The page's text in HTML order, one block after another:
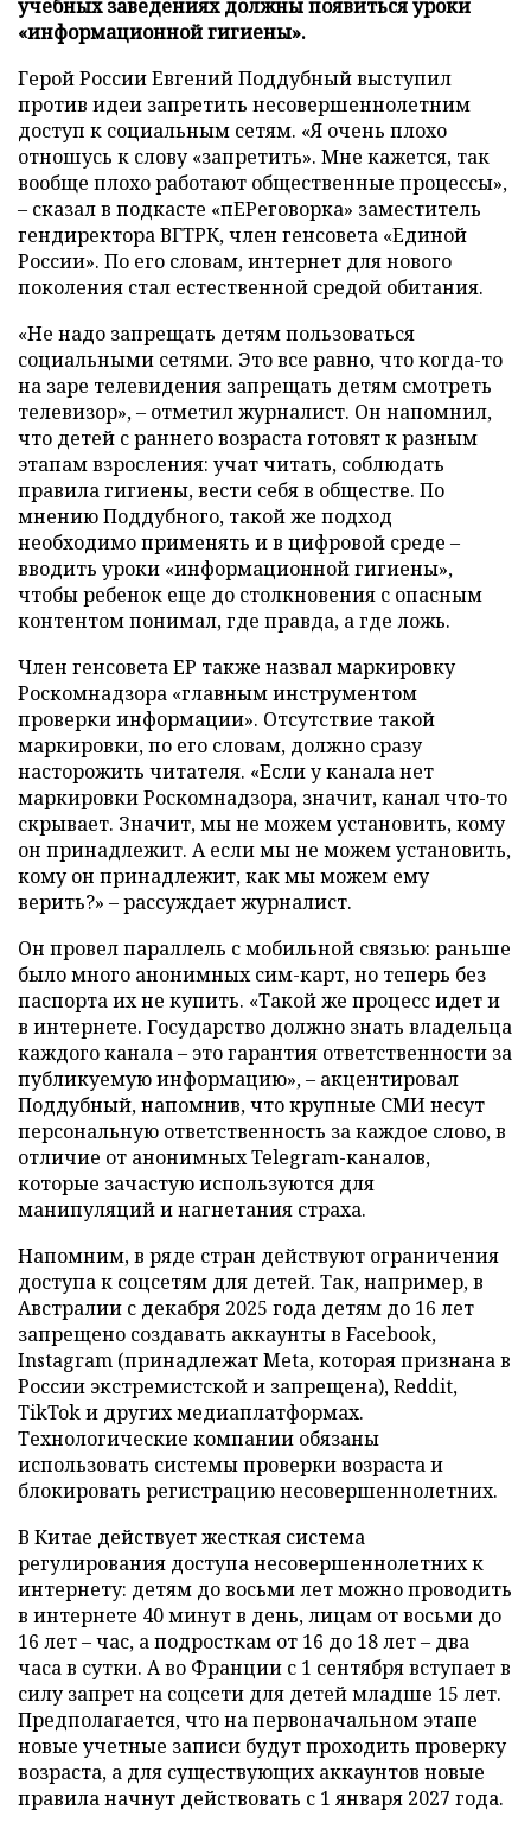
учебных заведениях должны появиться уроки
«информационной гигиены».
Герой России Евгений Поддубный выступил
против идеи запретить несовершеннолетним
доступ к социальным сетям. «Я очень плохо
отношусь к слову «запретить». Мне кажется, так
вообще плохо работают общественные процессы»,
– сказал в подкасте «пЕРеговорка» заместитель
гендиректора ВГТРК, член генсовета «Единой
России». По его словам, интернет для нового
поколения стал естественной средой обитания.
«Не надо запрещать детям пользоваться
социальными сетями. Это все равно, что когда-то
на заре телевидения запрещать детям смотреть
телевизор», – отметил журналист. Он напомнил,
что детей с раннего возраста готовят к разным
этапам взросления: учат читать, соблюдать
правила гигиены, вести себя в обществе. По
мнению Поддубного, такой же подход
необходимо применять и в цифровой среде –
вводить уроки «информационной гигиены»,
чтобы ребенок еще до столкновения с опасным
контентом понимал, где правда, а где ложь.
Член генсовета ЕР также назвал маркировку
Роскомнадзора «главным инструментом
проверки информации». Отсутствие такой
маркировки, по его словам, должно сразу
насторожить читателя. «Если у канала нет
маркировки Роскомнадзора, значит, канал что-то
скрывает. Значит, мы не можем установить, кому
он принадлежит. А если мы не можем установить,
кому он принадлежит, как мы можем ему
верить?» – рассуждает журналист.
Он провел параллель с мобильной связью: раньше
было много анонимных сим-карт, но теперь без
паспорта их не купить. «Такой же процесс идет и
в интернете. Государство должно знать владельца
каждого канала – это гарантия ответственности за
публикуемую информацию», – акцентировал
Поддубный, напомнив, что крупные СМИ несут
персональную ответственность за каждое слово, в
отличие от анонимных Telegram-каналов,
которые зачастую используются для
манипуляций и нагнетания страха.
Напомним, в ряде стран действуют ограничения
доступа к соцсетям для детей. Так, например, в
Австралии с декабря 2025 года детям до 16 лет
запрещено создавать аккаунты в Facebook,
Instagram (принадлежат Meta, которая признана в
России экстремистской и запрещена), Reddit,
TikTok и других медиаплатформах.
Технологические компании обязаны
использовать системы проверки возраста и
блокировать регистрацию несовершеннолетних.
В Китае действует жесткая система
регулирования доступа несовершеннолетних к
интернету: детям до восьми лет можно проводить
в интернете 40 минут в день, лицам от восьми до
16 лет – час, а подросткам от 16 до 18 лет – два
часа в сутки. А во Франции с 1 сентября вступает в
силу запрет на соцсети для детей младше 15 лет.
Предполагается, что на первоначальном этапе
новые учетные записи будут проходить проверку
возраста, а для существующих аккаунтов новые
правила начнут действовать с 1 января 2027 года.